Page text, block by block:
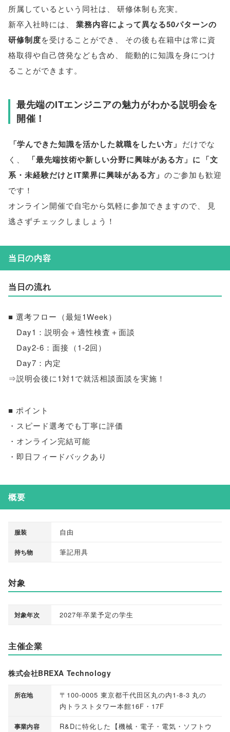
所属しているという同社は、 研修体制も充実。
新卒入社時には、
業務内容によって異なる50パターンの
研修制度を受けることができ 、
その後も在籍中は常に資
格取得や自己啓発なども含め、
能動的に知識を身につけ
ることができます。
最先端のITエンジニアの魅力がわかる説明会を
開催！
「学んできた知識を活かした就職をしたい方 」 だけでな
く 、 「最先端技術や新しい分野に興味がある方 」 に 「文
系・未経験だけとIT業界に興味がある方 」 のご参加も歓迎
です！
オンライン開催で自宅から気軽に参加できますので、
見
逃さずチェックしましょう！
当日の内容
当日の流れ
■ 選考フロー （最短1Week）
Day1：説明会＋適性検査＋面談
Day2-6：面接 （1-2回）
Day7：内定
⇒説明会後に1対1で就活相談面談を実施！
■ ポイント
・スピード選考でも丁寧に評価
・オンライン完結可能
・即日フィードバックあり
概要
服装 自由
持ち物 筆記用具
対象
対象年次 2027年卒業予定の学生
主催企業
株式会社BREXA Technology
所在地
〒100-0005 東京都千代田区丸の内1-8-3 丸の
内トラストタワー本館16F・17F
事業内容 R&Dに特化した 【機械・電子・電気・ソフトウ